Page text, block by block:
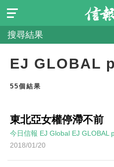
搜尋結果
EJ GLOBAL
55個結果
東北亞女權停滯不前
今日信報 EJ Global EJ GLOBAL
2018/01/20